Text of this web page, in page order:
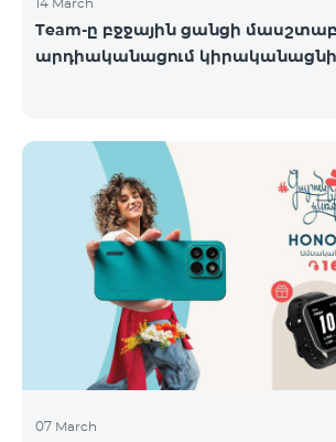
Team-ը բջջային ցանցի
արդիականացում կիրականացնի
07 March